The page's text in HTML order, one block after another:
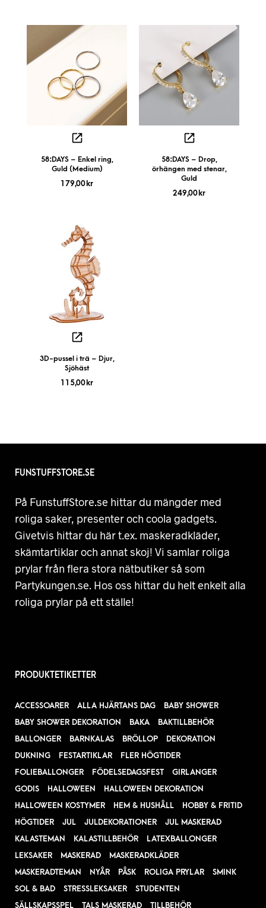
58:DAYS – Enkel ring,
Guld (Medium)
179,00 kr
58:DAYS – Drop,
örhängen med stenar,
Guld
249,00 kr
3D-pussel i trä – Djur,
Sjöhäst
115,00 kr
FUNSTUFFSTORE.SE
På FunstuffStore.se hittar du mängder med
roliga saker, presenter och coola gadgets.
Givetvis hittar du här t.ex. maskeradkläder,
skämtartiklar och annat skoj! Vi samlar roliga
prylar från flera stora nätbutiker så som
Partykungen.se. Hos oss hittar du helt enkelt alla
roliga prylar på ett ställe!
PRODUKTETIKETTER
ACCESSOARER ALLA HJÄRTANS DAG
BABY SHOWER
BABY SHOWER DEKORATION
BAKA
BAKTILLBEHÖR
BALLONGER
BARNKALAS BRÖLLOP
DEKORATION
DUKNING
FESTARTIKLAR
FLER HÖGTIDER
FOLIEBALLONGER
FÖDELSEDAGSFEST
GIRLANGER
GODIS
HALLOWEEN
HALLOWEEN DEKORATION
HALLOWEEN KOSTYMER
HEM & HUSHÅLL
HOBBY & FRITID
HÖGTIDER
JUL JULDEKORATIONER
JUL MASKERAD
KALASTEMAN
KALASTILLBEHÖR
LATEXBALLONGER
LEKSAKER
MASKERAD
MASKERADKLÄDER
MASKERADTEMAN
NYÅR PÅSK ROLIGA PRYLAR
SMINK
SOL & BAD
STRESSLEKSAKER
STUDENTEN
SÄLLSKAPSSPEL
TALS MASKERAD TILLBEHÖR